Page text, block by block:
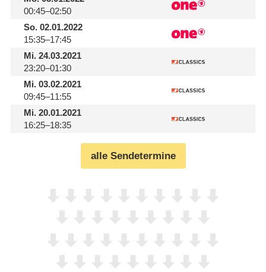
00:45–02:50
So.02.01.2022
15:35–17:45
Mi.24.03.2021
23:20–01:30
Mi.03.02.2021
09:45–11:55
Mi.20.01.2021
16:25–18:35
alle Sendetermine